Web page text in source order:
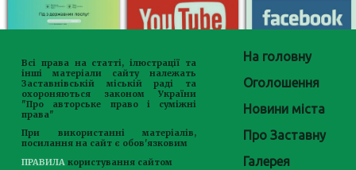
Всі права на статті, ілюстрації та
інші матеріали сайту належать
Заставнівській міській раді та
охороняються законом України
"Про авторське право і суміжні
права"
При використанні матеріалів,
посилання на сайт є обов'язковим
ПРАВИЛА користування сайтом
На головну
Оголошення
Новини міста
Про Заставну
Галерея